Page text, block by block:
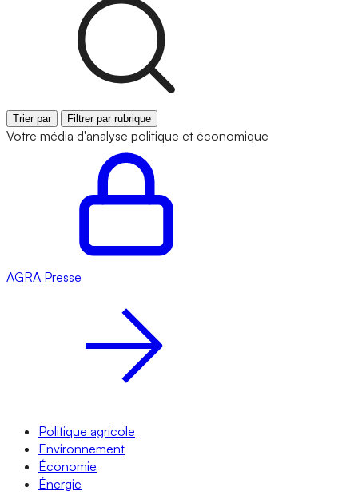
Trier par Filtrer par rubrique
Votre média d'analyse politique et économique
AGRA Presse
Politique agricole
Environnement
Économie
Énergie